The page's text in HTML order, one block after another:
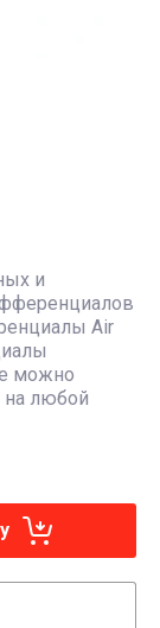
и
Air
можно
на любой